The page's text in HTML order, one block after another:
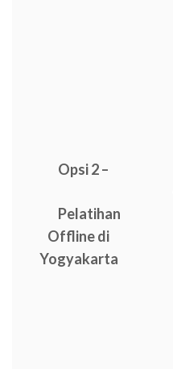
Opsi 2 –
Pelatihan
Offline di
Yogyakarta